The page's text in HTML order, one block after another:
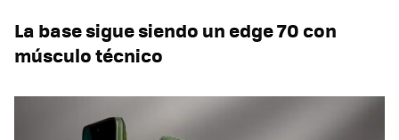
La base sigue siendo un edge 70 con
músculo técnico